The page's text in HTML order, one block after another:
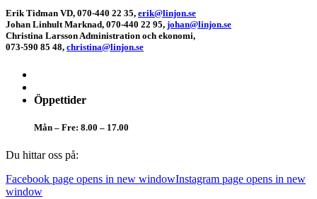
Erik Tidman VD, 070-440 22 35, erik@linjon.se
Johan Linhult Marknad, 070-440 22 95, johan@linjon.se
Christina Larsson Administration och ekonomi,
073-590 85 48, christina@linjon.se
Öppettider
Mån – Fre: 8.00 – 17.00
Du hittar oss på:
Facebook page opens in new windowInstagram page opens in new
window